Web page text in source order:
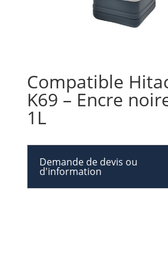
Compatible
K69 – Encre
1L
Demande de devis ou
d'information